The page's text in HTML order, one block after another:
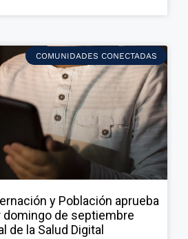
COMUNIDADES CONECTADAS
y Población aprueba
domingo de septiembre
de la Salud Digital